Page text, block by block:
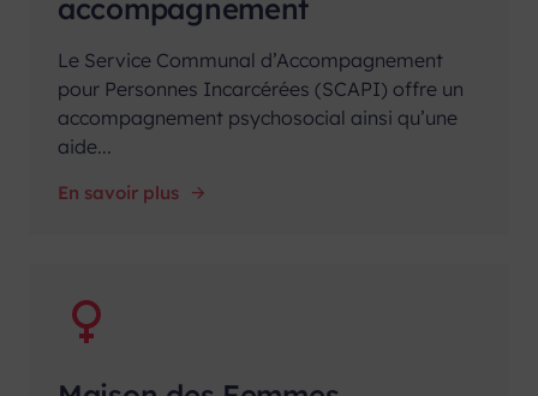
accompagnement
Le Service Communal d’Accompagnement
pour Personnes Incarcérées (SCAPI) offre un
accompagnement psychosocial ainsi qu’une
aide...
En savoir plus